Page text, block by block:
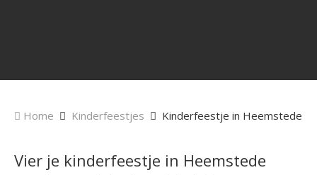
Home Kinderfeestjes Kinderfeestje in Heemstede
Vier je kinderfeestje in Heemstede